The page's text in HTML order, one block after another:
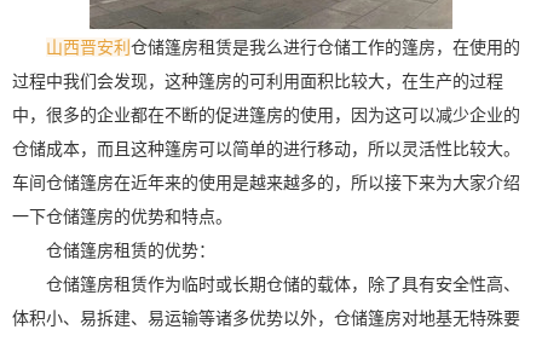
山西晋安利 仓储篷房租赁是我么进行仓储工作的篷房，在使用的
过程中我们会发现，这种篷房的可利用面积比较大，在生产的过程
中，很多的企业都在不断的促进篷房的使用，因为这可以减少企业的
仓储成本，而且这种篷房可以简单的进行移动，所以灵活性比较大。
车间仓储篷房在近年来的使用是越来越多的，所以接下来为大家介绍
一下仓储篷房的优势和特点。
仓储篷房租赁的优势：
仓储篷房租赁作为临时或长期仓储的载体，除了具有安全性高、
体积小、易拆建、易运输等诸多优势以外，仓储篷房对地基无特殊要